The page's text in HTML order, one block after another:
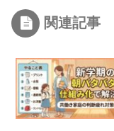
関連記事